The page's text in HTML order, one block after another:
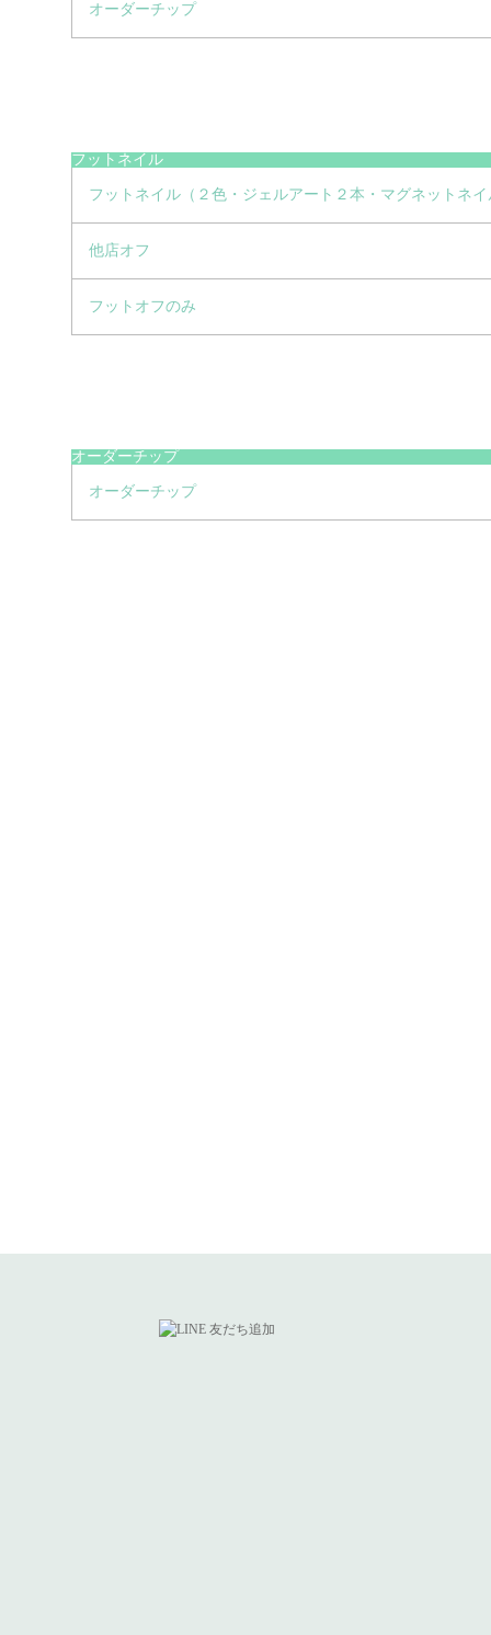
オーダーチップ
フットネイル
フットネイル（２色・ジェルアート２本・マグネットネ
他店オフ
フットオフのみ
オーダーチップ
オーダーチップ